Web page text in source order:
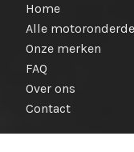
Home
Alle
Onze merken
FAQ
Over ons
Contact